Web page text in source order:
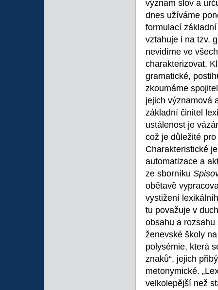
význam slov a
dnes užíváme
formulací
vztahuje i na tzv.
nevidíme ve
charakterizovat.
gramatické,
zkoumáme
jejich významová
základní činitel
ustálenost je
což je důležité
Charakteristické
automatizace a
ze sborníku
obětavě
vystižení
tu považuje v
obsahu a
ženevské školy
polysémie, která
znaků“, jejich
metonymické.
velkolepější než